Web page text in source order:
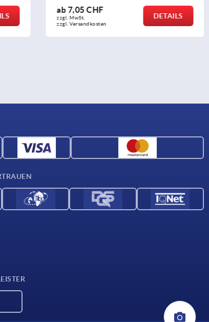
ab5,49 CHF
zzgl. MwSt.
zzgl. Versandkosten
DETAILS